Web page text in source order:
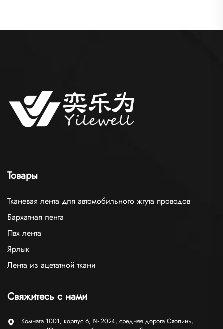
Товары
Тканевая лента для автомобильного жгута проводов
Бархатная лента
Пвх лента
Ярлык
Лента из ацетатной ткани
Свяжитесь с нами
Комната 1001, корпус 6, № 2024, средняя дорога Сяолинь,